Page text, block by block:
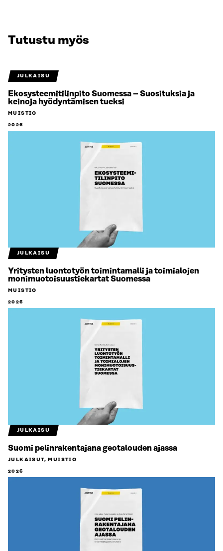
Tutustu myös
JULKAISU
Ekosysteemitilinpito Suomessa – Suosituksia ja
keinoja hyödyntämisen tueksi
MUISTIO
2026
JULKAISU
Yritysten luontotyön toimintamalli ja toimialojen
monimuotoisuustiekartat Suomessa
MUISTIO
2026
JULKAISU
Suomi pelinrakentajana geotalouden ajassa
JULKAISUT, MUISTIO
2026